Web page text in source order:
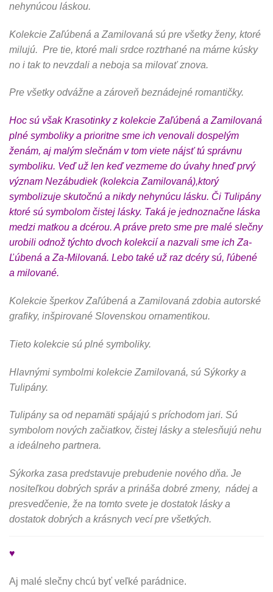
nehynúcou láskou.
Kolekcie Zaľúbená a Zamilovaná sú pre všetky ženy, ktoré
milujú. Pre tie, ktoré mali srdce roztrhané na márne kúsky
no i tak to nevzdali a neboja sa milovať znova.
Pre všetky odvážne a zároveň beznádejné romantičky.
Hoc sú však Krasotinky z kolekcie Zaľúbená a Zamilovaná
plné symboliky a prioritne sme ich venovali dospelým
ženám, aj malým slečnám v tom viete nájsť tú správnu
symboliku. Veď už len keď vezmeme do úvahy hneď prvý
význam Nezábudiek (kolekcia Zamilovaná),ktorý
symbolizuje skutočnú a nikdy nehynúcu lásku. Či Tulipány
ktoré sú symbolom čistej lásky. Taká je jednoznačne láska
medzi matkou a dcérou. A práve preto sme pre malé slečny
urobili odnož týchto dvoch kolekcií a nazvali sme ich Za-
Ľúbená a Za-Milovaná. Lebo také už raz dcéry sú, ľúbené
a milované.
Kolekcie šperkov Zaľúbená a Zamilovaná zdobia autorské
grafiky, inšpirované Slovenskou ornamentikou.
Tieto kolekcie sú plné symboliky.
Hlavnými symbolmi kolekcie Zamilovaná, sú Sýkorky a
Tulipány.
Tulipány sa od nepamäti spájajú s príchodom jari. Sú
symbolom nových začiatkov, čistej lásky a stelesňujú nehu
a ideálneho partnera.
Sýkorka zasa predstavuje prebudenie nového dňa. Je
nositeľkou dobrých správ a prináša dobré zmeny, nádej a
presvedčenie, že na tomto svete je dostatok lásky a
dostatok dobrých a krásnych vecí pre všetkých.
♥
Aj malé slečny chcú byť veľké parádnice.